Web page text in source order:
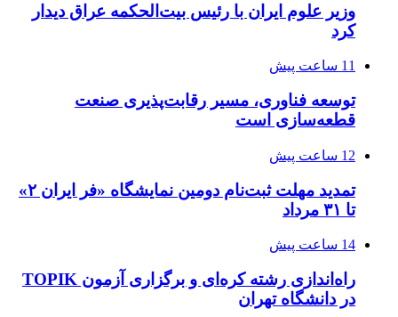
وزیر علوم ایران با رئیس بیت‌الحکمه عراق دیدار
کرد
11 ساعت پیش
توسعه فناوری، مسیر رقابت‌پذیری صنعت
قطعه‌سازی است
12 ساعت پیش
تمدید مهلت ثبت‌نام دومین نمایشگاه «فر ایران ۲»
تا ۳۱ مرداد
14 ساعت پیش
راه‌اندازی رشته کره‌ای و برگزاری آزمون TOPIK
در دانشگاه تهران